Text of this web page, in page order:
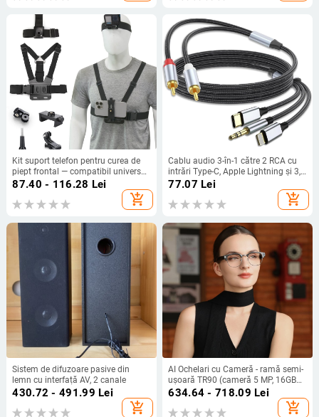
Kit suport telefon pentru curea de
piept frontal — compatibil universal,
din plastic + bandă elastică, logo
87.40 - 116.28 Lei
add_shopping_cart
Cablu audio 3-în-1 către 2 RCA cu
intrări Type-C, Apple Lightning și 3,5
mm, 2× RCA ieșiri, conductoare din
cupru fără oxigen, cupru placat cu
staniu, ROHS
77.07 Lei
add_shopping_cart
Sistem de difuzoare pasive din
lemn cu interfață AV, 2 canale
430.72 - 491.99 Lei
add_shopping_cart
AI Ochelari cu Cameră - ramă semi-
ușoară TR90 (cameră 5 MP, 16GB
memorie, baterie 220mAh, greutate
634.64 - 718.09 Lei
add_shopping_cart